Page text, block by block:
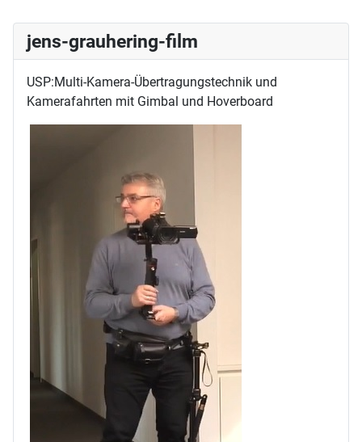
jens-grauhering-film
USP:Multi-Kamera-Übertragungstechnik und
Kamerafahrten mit Gimbal und Hoverboard